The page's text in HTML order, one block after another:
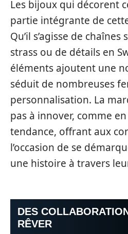
Les bijoux qui décorent
partie intégrante de
Qu’il s’agisse de
strass ou de détails en
éléments ajoutent une
séduit de nombreuses
personnalisation. La
pas à innover, comme
tendance, offrant aux
l’occasion de se
une histoire à travers
DES
RÊVER